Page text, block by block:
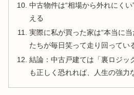
中古物件は“相場から外れにく
える
実際に私が買った家は“本当に
たちが毎日笑って走り回ってい
結論：中古戸建ては「裏ロジ
も正しく恐れれば、人生の強力